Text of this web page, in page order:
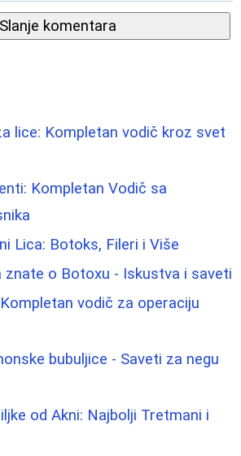
Slanje komentara
lice: Kompletan vodič kroz svet
Kompletan Vodič sa
Lica: Botoks, Fileri i Više
znate o Botoxu - Iskustva i saveti
vodič za operaciju
bubuljice - Saveti za negu
od Akni: Najbolji Tretmani i